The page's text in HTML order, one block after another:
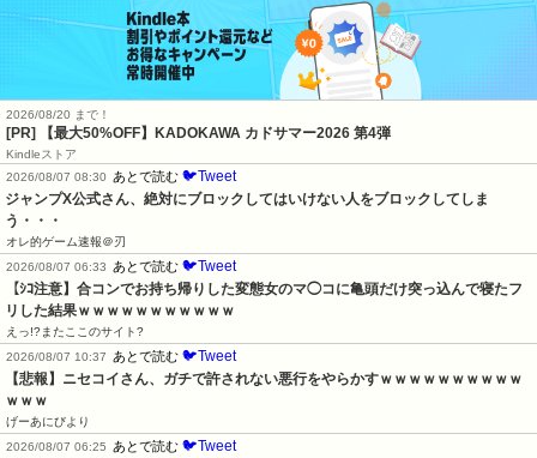
2026/08/20 まで！
[PR] 【最大50%OFF】KADOKAWA カドサマー2026 第4弾
Kindleストア
2026/08/07 08:30
あとで読む 🐦Tweet
ジャンプX公式さん、絶対にブロックしてはいけない人をブロックしてしま
う・・・
オレ的ゲーム速報＠刃
2026/08/07 06:33
あとで読む 🐦Tweet
【ｼｺ注意】合コンでお持ち帰りした変態女のマ◯コに亀頭だけ突っ込んで寝たフ
リした結果ｗｗｗｗｗｗｗｗｗｗｗ
えっ!?またここのサイト?
2026/08/07 10:37
あとで読む 🐦Tweet
【悲報】ニセコイさん、ガチで許されない悪行をやらかすｗｗｗｗｗｗｗｗｗｗ
ｗｗｗ
げーあにびより
2026/08/07 06:25
あとで読む 🐦Tweet